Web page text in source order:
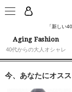
「新しい
Aging Fashion
40代からの大人オシャレ
今、あなたにオスス